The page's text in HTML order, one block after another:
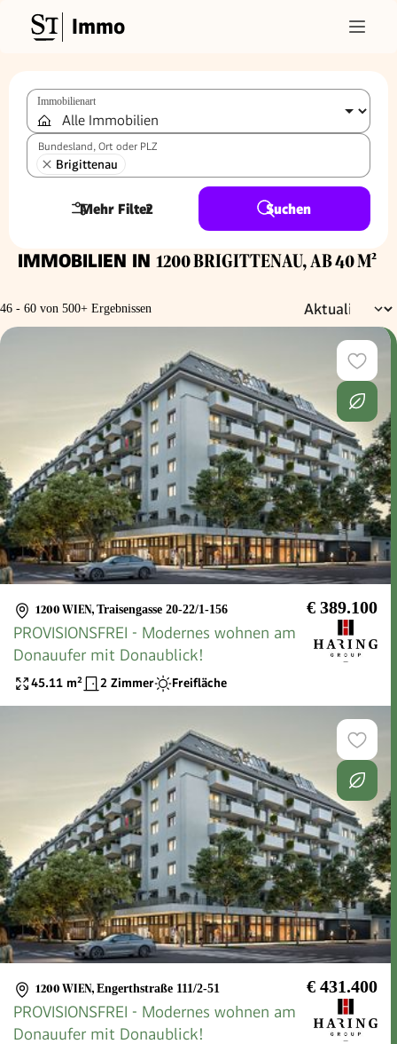
Immo
Immobilienart
Bundesland, Ort oder PLZ
Brigittenau
Mehr Filter
2 Suchen
IMMOBILIEN IN 1200 BRIGITTENAU, AB 40 M²
46 - 60 von 500+ Ergebnissen
1200 WIEN, Traisengasse 20-22/1-156 € 389.100
PROVISIONSFREI - Modernes wohnen am
Donauufer mit Donaublick!
45.11 m² 2 Zimmer Freifläche
1200 WIEN, Engerthstraße 111/2-51 € 431.400
PROVISIONSFREI - Modernes wohnen am
Donauufer mit Donaublick!